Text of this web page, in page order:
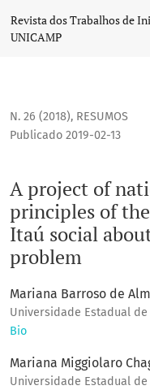
A project of nation:
Revista dos Trabalhos de
UNICAMP
N. 26 (2018), RESUMOS
A project of
principles of
Itaú social
problem
Publicado 2019-02-13
Mariana Barroso de
Universidade Estadual de
Bio
Mariana Miggiolaro
Universidade Estadual de